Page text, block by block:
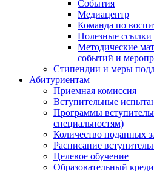
События
Медиацентр
Команда по
Полезные ссылки
Методические
событий и
Стипендии и меры
Абитуриентам
Приемная комиссия
Вступительные
Программы
специальностям)
Количество поданных
Расписание
Целевое обучение
Образовательный